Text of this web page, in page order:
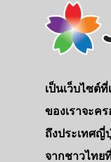
เป็นเว็บไซต์
ของเราจะค
ถึงประเทศญี่
จากชาวไทย